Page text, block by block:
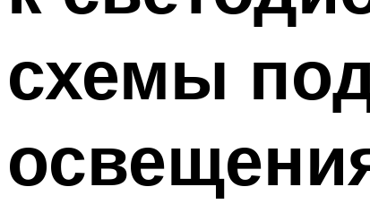
схемы